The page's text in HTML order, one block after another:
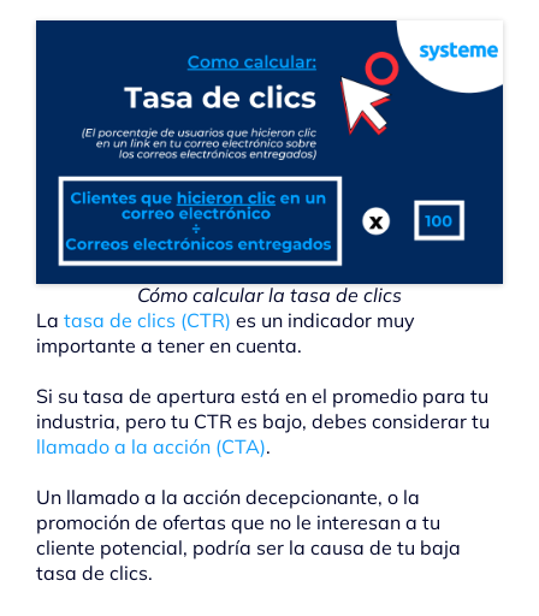
Cómo calcular la tasa de clics
La tasa de clics (CTR) es un indicador muy
importante a tener en cuenta.
Si su tasa de apertura está en el promedio para tu
industria, pero tu CTR es bajo, debes considerar tu
llamado a la acción (CTA).
Un llamado a la acción decepcionante, o la
promoción de ofertas que no le interesan a tu
cliente potencial, podría ser la causa de tu baja
tasa de clics.